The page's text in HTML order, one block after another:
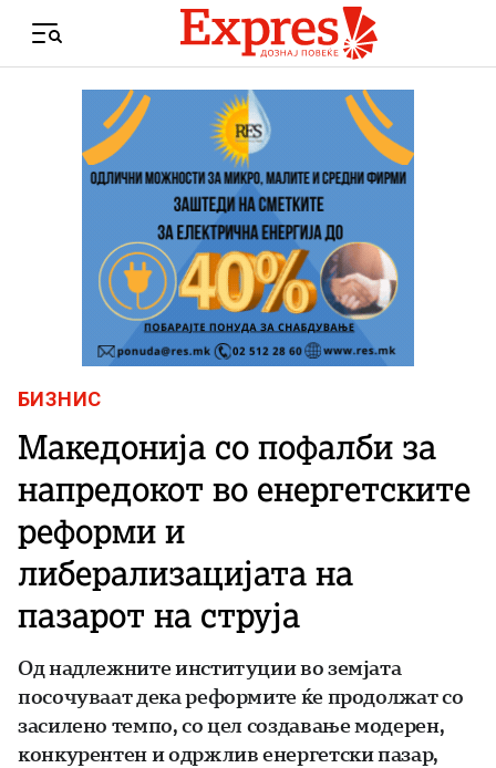
Menu
БИЗНИС
Македонија со пофалби за
напредокот во енергетските
реформи и
либерализацијата на
пазарот на струја
Од надлежните институции во земјата
посочуваат дека реформите ќе продолжат со
засилено темпо, со цел создавање модерен,
конкурентен и одржлив енергетски пазар,